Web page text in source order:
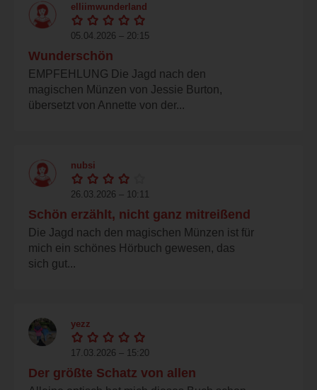
elliimwunderland
05.04.2026 – 20:15
Wunderschön
EMPFEHLUNG Die Jagd nach den
magischen Münzen von Jessie Burton,
übersetzt von Annette von der...
nubsi
26.03.2026 – 10:11
Schön erzählt, nicht ganz mitreißend
Die Jagd nach den magischen Münzen ist für
mich ein schönes Hörbuch gewesen, das
sich gut...
yezz
17.03.2026 – 15:20
Der größte Schatz von allen